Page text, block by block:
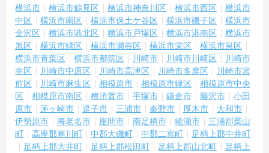
横浜市 横浜市鶴見区 横浜市神奈川区 横浜市西区
横浜市
中区
横浜市南区 横浜市保土ケ谷区 横浜市磯子区
横浜市
金沢区
横浜市港北区 横浜市戸塚区 横浜市港南区
横浜市
旭区
横浜市緑区 横浜市瀬谷区 横浜市栄区
横浜市泉区
横浜市青葉区
横浜市都筑区 川崎市 川崎市川崎区
川崎市
幸区
川崎市中原区 川崎市高津区 川崎市多摩区
川崎市宮
前区
川崎市麻生区 相模原市 相模原市緑区
相模原市中央
区
相模原市南区 横須賀市 平塚市 鎌倉市 藤沢市
小田
原市
茅ヶ崎市 逗子市 三浦市 秦野市 厚木市
大和市
伊勢原市
海老名市 座間市 南足柄市 綾瀬市
三浦郡葉山
町
高座郡寒川町 中郡大磯町 中郡二宮町
足柄上郡中井町
足柄上郡大井町
足柄上郡松田町 足柄上郡山北町
足柄上